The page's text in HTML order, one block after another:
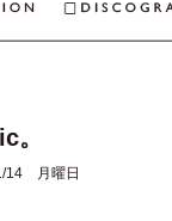
。
14 月曜日